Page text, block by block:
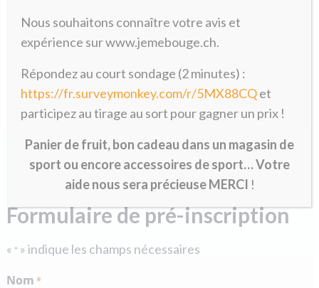
maladies rhumatismales ou à la
prévention.
Formulaire de pré-inscription
« * » indique les champs nécessaires
Nom *
Nous souhaitons connaître votre avis et
expérience sur www.jemebouge.ch.
Répondez au court sondage (2 minutes) :
https://fr.surveymonkey.com/r/5MX88CQet
participez au tirage au sort pour gagner un prix !
Panier de fruit, bon cadeau dans un magasin de
sport ou encore accessoires de sport… Votre
aide nous sera précieuse MERCI !